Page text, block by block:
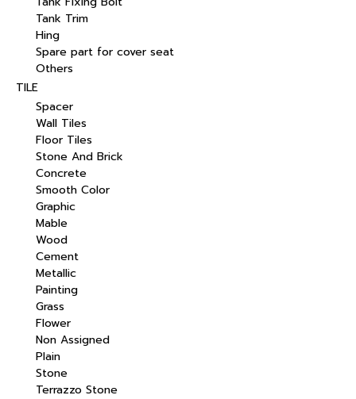
Tank Trim
Hing
Spare part for cover seat
Others
TILE
Spacer
Wall Tiles
Floor Tiles
Stone And Brick
Concrete
Smooth Color
Graphic
Mable
Wood
Cement
Metallic
Painting
Grass
Flower
Non Assigned
Plain
Stone
Terrazzo Stone